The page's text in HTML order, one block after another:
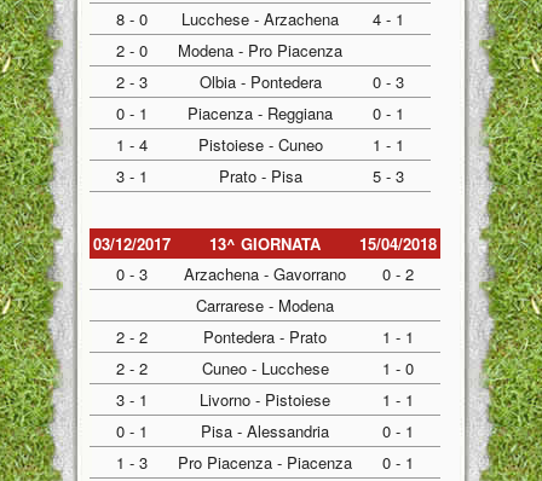
8 - 0
Lucchese - Arzachena
4 - 1
2 - 0
Modena - Pro Piacenza
2 - 3
Olbia - Pontedera
0 - 3
0 - 1
Piacenza - Reggiana
0 - 1
1 - 4
Pistoiese - Cuneo
1 - 1
3 - 1
Prato - Pisa 5 - 3
03/12/2017 13^ GIORNATA
15/04/2018
0 - 3
Arzachena - Gavorrano
0 - 2
Carrarese - Modena
2 - 2
Pontedera - Prato
1 - 1
2 - 2
Cuneo - Lucchese
1 - 0
3 - 1
Livorno - Pistoiese
1 - 1
0 - 1
Pisa - Alessandria
0 - 1
1 - 3
Pro Piacenza - Piacenza
0 - 1